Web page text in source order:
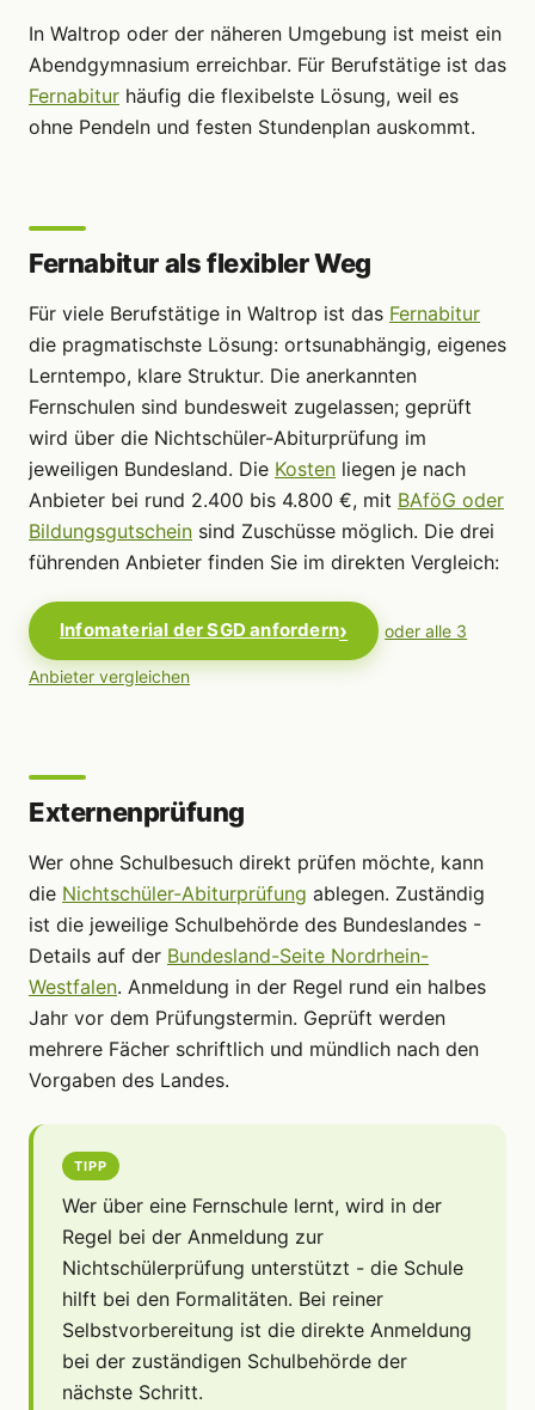
In Waltrop oder der näheren Umgebung ist meist ein
Abendgymnasium erreichbar. Für Berufstätige ist das
Fernabitur häufig die flexibelste Lösung, weil es
ohne Pendeln und festen Stundenplan auskommt.
Fernabitur als flexibler Weg
Für viele Berufstätige in Waltrop ist das Fernabitur
die pragmatischste Lösung: ortsunabhängig, eigenes
Lerntempo, klare Struktur. Die anerkannten
Fernschulen sind bundesweit zugelassen; geprüft
wird über die Nichtschüler-Abiturprüfung im
jeweiligen Bundesland. Die Kosten liegen je nach
Anbieter bei rund 2.400 bis 4.800 €, mit BAföG oder
Bildungsgutschein sind Zuschüsse möglich. Die drei
führenden Anbieter finden Sie im direkten Vergleich:
Infomaterial der SGD anfordern oder alle 3
Anbieter vergleichen
Externenprüfung
Wer ohne Schulbesuch direkt prüfen möchte, kann
die Nichtschüler-Abiturprüfung ablegen. Zuständig
ist die jeweilige Schulbehörde des Bundeslandes -
Details auf der Bundesland-Seite Nordrhein-
Westfalen. Anmeldung in der Regel rund ein halbes
Jahr vor dem Prüfungstermin. Geprüft werden
mehrere Fächer schriftlich und mündlich nach den
Vorgaben des Landes.
TIPP
Wer über eine Fernschule lernt, wird in der
Regel bei der Anmeldung zur
Nichtschülerprüfung unterstützt - die Schule
hilft bei den Formalitäten. Bei reiner
Selbstvorbereitung ist die direkte Anmeldung
bei der zuständigen Schulbehörde der
nächste Schritt.